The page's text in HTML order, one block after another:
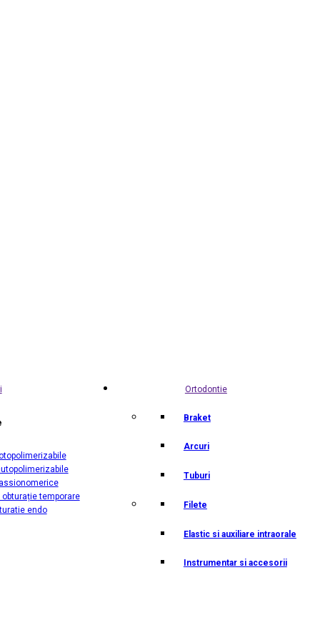
obturație temporare
endo
Ortodontie
Braket
Arcuri
Tuburi
Filete
Elastic si auxiliare intraorale
Instrumentar si accesorii